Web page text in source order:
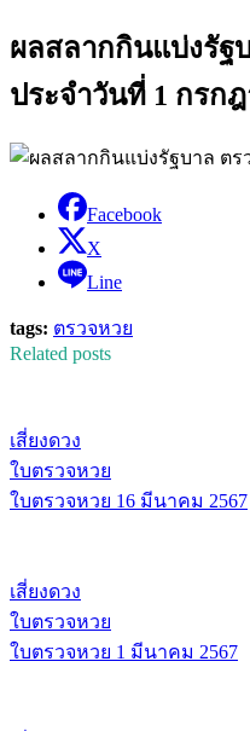
ผลสลากกินแบ่งรัฐ
ประจำวันที่ 1 กรก
Facebook
X
Line
tags: ตรวจหวย
Related posts
เสี่ยงดวง
ใบตรวจหวย
ใบตรวจหวย 16 มีนาคม 2567
เสี่ยงดวง
ใบตรวจหวย
ใบตรวจหวย 1 มีนาคม 2567